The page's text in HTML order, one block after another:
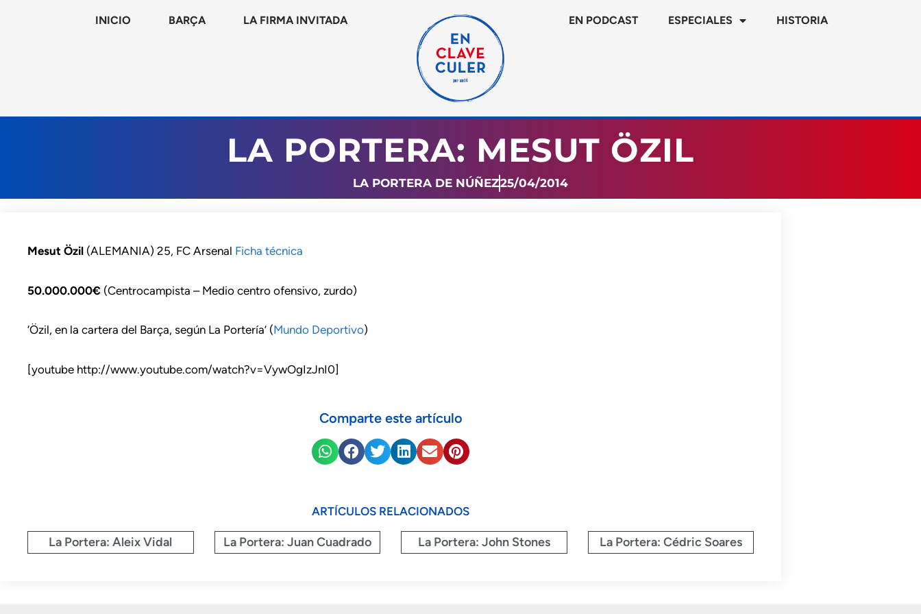
INICIO BARÇA LA FIRMA INVITADA EN PODCAST ESPECIALES HISTORIA
LA PORTERA: MESUT ÖZIL
LA PORTERA DE NÚÑEZ25/04/2014
Mesut Özil (ALEMANIA) 25, FC Arsenal Ficha técnica
50.000.000€ (Centrocampista – Medio centro ofensivo, zurdo)
‘Özil, en la cartera del Barça, según La Portería’ (Mundo Deportivo)
[youtube http://www.youtube.com/watch?v=VywOgIzJnI0]
Comparte este artículo
ARTÍCULOS RELACIONADOS
La Portera: Aleix Vidal La Portera: Juan Cuadrado La Portera: John Stones La Portera: Cédric Soares